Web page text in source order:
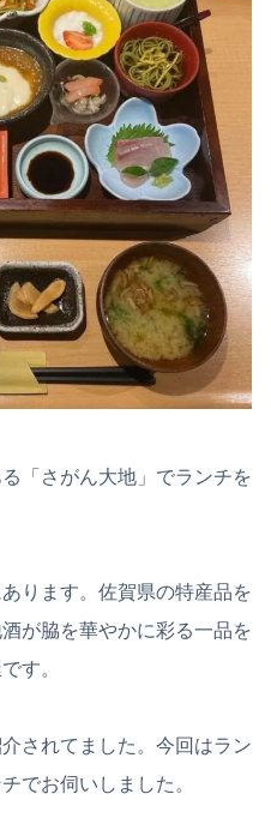
「さがん大地」でランチを
ります。佐賀県の特産品を
が脇を華やかに彩る一品を
す。
されてました。今回はラン
でお伺いしました。